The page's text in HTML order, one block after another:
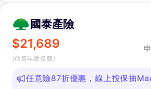
國泰產險
$21,689
(估算年繳保費)
任意險87折優惠，線上投保抽